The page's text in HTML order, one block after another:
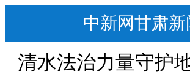
中新网甘肃新
清水法治力量守护